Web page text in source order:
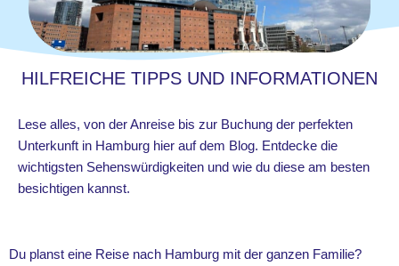
HILFREICHE TIPPS UND INFORMATIONEN
Lese alles, von der Anreise bis zur Buchung der perfekten
Unterkunft in Hamburg hier auf dem Blog. Entdecke die
wichtigsten Sehenswürdigkeiten und wie du diese am besten
besichtigen kannst.
Du planst eine Reise nach Hamburg mit der ganzen Familie?